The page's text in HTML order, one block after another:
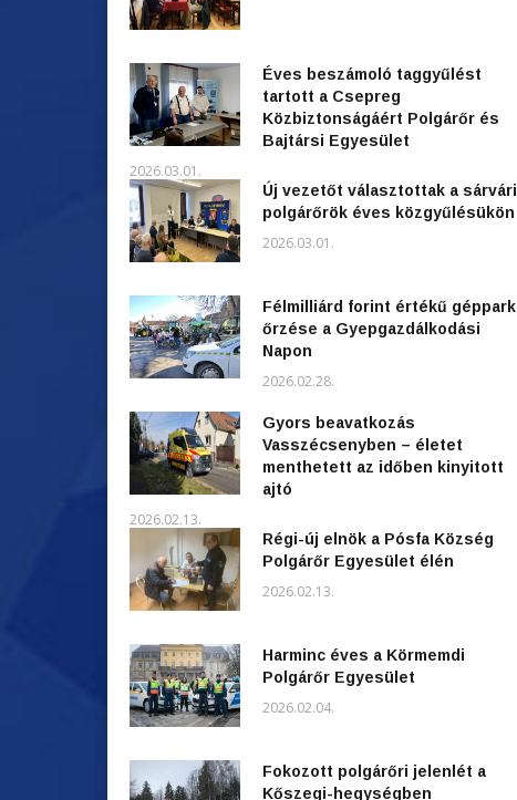
Éves beszámoló taggyűlést
tartott a Csepreg
Közbiztonságáért Polgárőr és
Bajtársi Egyesület
2026.03.01.
Új vezetőt választottak a sárvári
polgárőrök éves közgyűlésükön
2026.03.01.
Félmilliárd forint értékű géppark
őrzése a Gyepgazdálkodási
Napon
2026.02.28.
Gyors beavatkozás
Vasszécsenyben – életet
menthetett az időben kinyitott
ajtó
2026.02.13.
Régi-új elnök a Pósfa Község
Polgárőr Egyesület élén
2026.02.13.
Harminc éves a Körmemdi
Polgárőr Egyesület
2026.02.04.
Fokozott polgárőri jelenlét a
Kőszegi-hegységben